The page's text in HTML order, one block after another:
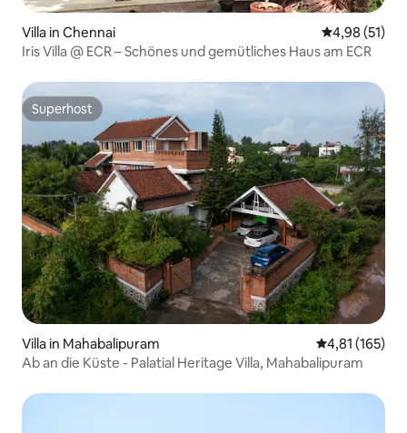
Villa in Chennai
4,98 (51)
Iris Villa @ ECR – Schönes und gemütliches Haus am ECR
Superhost
Superhost
Villa in Mahabalipuram
4,81 (165)
Ab an die Küste - Palatial Heritage Villa, Mahabalipuram